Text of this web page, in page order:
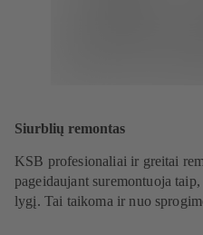
Siurblių remontas
KSB profesionaliai ir greitai
pageidaujant suremontuoja
lygį. Tai taikoma ir nuo